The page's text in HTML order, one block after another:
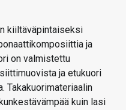
kiiltäväpintaiseksi
ja
on valmistettu
ja etukuori
Takakuorimateriaalin
kuin lasi